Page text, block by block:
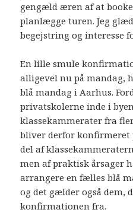
gengæld æren af at
planlægge turen. Jeg
begejstring og interesse
En lille smule
alligevel nu på mandag,
blå mandag i Aarhus.
privatskolerne inde i
klassekammerater fra
bliver derfor konfirmeret
del af
men af praktisk årsager
arrangere en fælles blå
og det gælder også dem,
konfirmationen fra.